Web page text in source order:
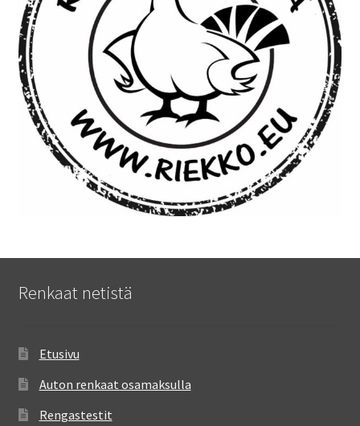
Renkaat netistä
Etusivu
Auton renkaat osamaksulla
Rengastestit